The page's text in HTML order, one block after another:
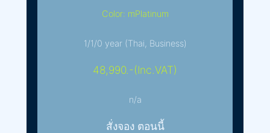
Color: mPlatinum
1/1/0 year (Thai, Business)
48,990.-(Inc.VAT)
n/a
สั่งจอง ตอนนี้